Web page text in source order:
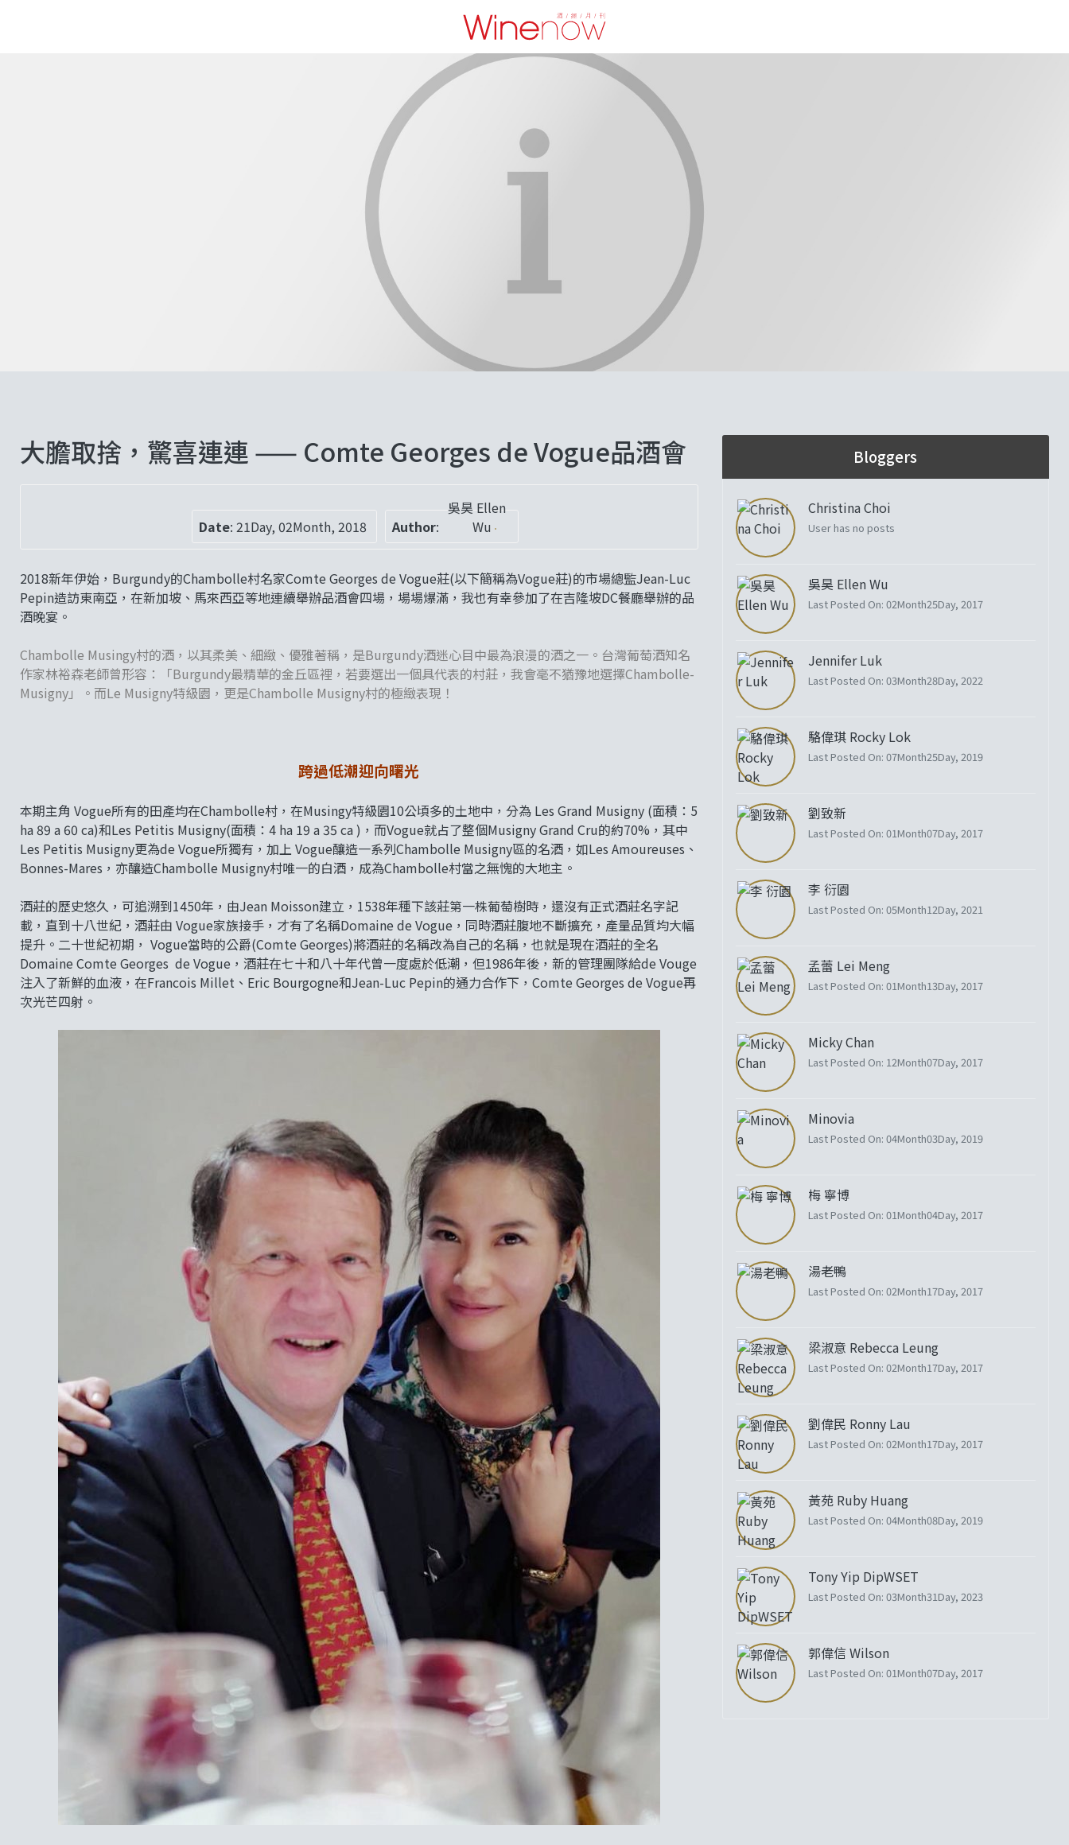
大膽取捨，驚喜連連 —— Comte Georges de Vogue品酒會
Date: 21Day, 02Month, 2018 Author:
吳昊 Ellen
Wu
2018新年伊始，Burgundy的Chambolle村名家Comte Georges de Vogue莊(以下簡稱為Vogue莊)的市場總監Jean-Luc
Pepin造訪東南亞，在新加坡、馬來西亞等地連續舉辦品酒會四場，場場爆滿，我也有幸參加了在吉隆坡DC餐廳舉辦的品
酒晚宴。
Chambolle Musingy村的酒，以其柔美、細緻、優雅著稱，是Burgundy酒迷心目中最為浪漫的酒之一。台灣葡萄酒知名
作家林裕森老師曾形容：「Burgundy最精華的金丘區裡，若要選出一個具代表的村莊，我會毫不猶豫地選擇Chambolle-
Musigny」。而Le Musigny特級園，更是Chambolle Musigny村的極緻表現！
跨過低潮迎向曙光
本期主角 Vogue所有的田產均在Chambolle村，在Musingy特級園10公頃多的土地中，分為 Les Grand Musigny (面積：5
ha 89 a 60 ca)和Les Petitis Musigny(面積：4 ha 19 a 35 ca )，而Vogue就占了整個Musigny Grand Cru的約70%，其中
Les Petitis Musigny更為de Vogue所獨有，加上 Vogue釀造一系列Chambolle Musigny區的名酒，如Les Amoureuses、
Bonnes-Mares，亦釀造Chambolle Musigny村唯一的白酒，成為Chambolle村當之無愧的大地主。
酒莊的歷史悠久，可追溯到1450年，由Jean Moisson建立，1538年種下該莊第一株葡萄樹時，還沒有正式酒莊名字記
載，直到十八世紀，酒莊由 Vogue家族接手，才有了名稱Domaine de Vogue，同時酒莊腹地不斷擴充，產量品質均大幅
提升。二十世紀初期， Vogue當時的公爵(Comte Georges)將酒莊的名稱改為自己的名稱，也就是現在酒莊的全名
Domaine Comte Georges de Vogue，酒莊在七十和八十年代曾一度處於低潮，但1986年後，新的管理團隊給de Vouge
注入了新鮮的血液，在Francois Millet、Eric Bourgogne和Jean-Luc Pepin的通力合作下，Comte Georges de Vogue再
次光芒四射。
Bloggers
Christina Choi
User has no posts
吳昊 Ellen Wu
Last Posted On: 02Month25Day, 2017
Jennifer Luk
Last Posted On: 03Month28Day, 2022
駱偉琪 Rocky Lok
Last Posted On: 07Month25Day, 2019
劉致新
Last Posted On: 01Month07Day, 2017
李 衍園
Last Posted On: 05Month12Day, 2021
孟蕾 Lei Meng
Last Posted On: 01Month13Day, 2017
Micky Chan
Last Posted On: 12Month07Day, 2017
Minovia
Last Posted On: 04Month03Day, 2019
梅 寧博
Last Posted On: 01Month04Day, 2017
湯老鴨
Last Posted On: 02Month17Day, 2017
梁淑意 Rebecca Leung
Last Posted On: 02Month17Day, 2017
劉偉民 Ronny Lau
Last Posted On: 02Month17Day, 2017
黃苑 Ruby Huang
Last Posted On: 04Month08Day, 2019
Tony Yip DipWSET
Last Posted On: 03Month31Day, 2023
郭偉信 Wilson
Last Posted On: 01Month07Day, 2017